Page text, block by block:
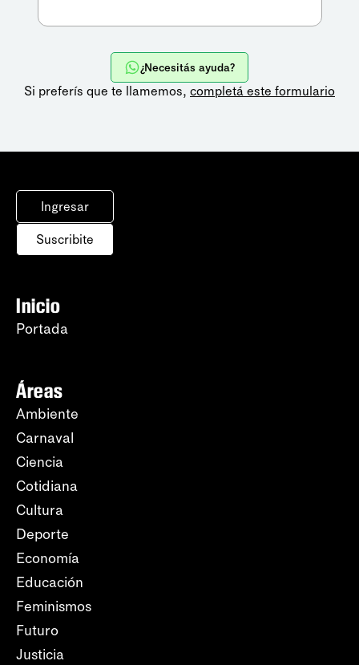
¿Necesitás ayuda?
Si preferís que te llamemos, completá este formulario
Ingresar
Suscribite
Inicio
Portada
Áreas
Ambiente
Carnaval
Ciencia
Cotidiana
Cultura
Deporte
Economía
Educación
Feminismos
Futuro
Justicia